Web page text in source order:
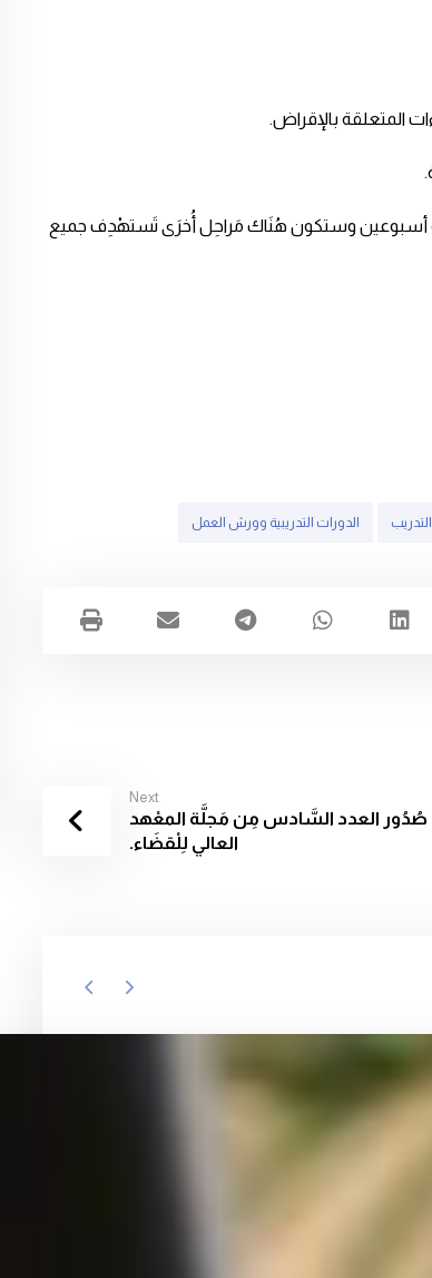
المتعلقة بالإقراض.
لِمدَّة أسبوعين وستكون هُنَاك مَراحِل أُخرَى تَستهْدِف جميع
الدورات التدريبية وورش العمل
Next
صُدُور العدد السَّادس مِن مَجلَّة المعْهد
العالي لِلْقضَاء.